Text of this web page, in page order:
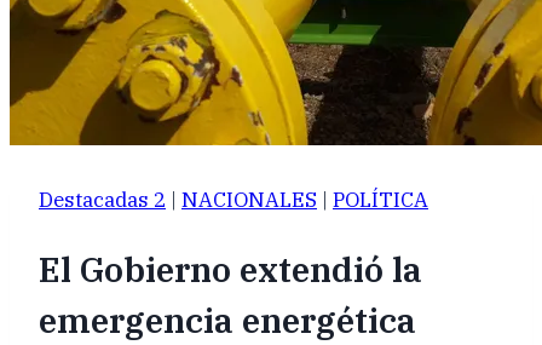
Destacadas 2 | NACIONALES | POLÍTICA
El Gobierno extendió la
emergencia energética